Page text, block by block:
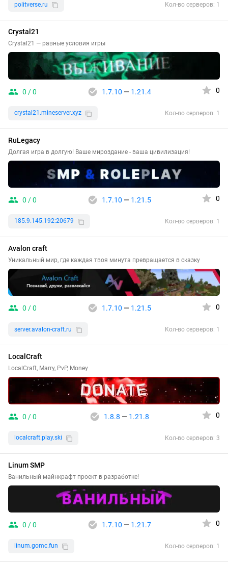
politverse.ru Кол-во серверов: 1
Crystal21
Crystal21 — равные условия игры
0 / 0 1.7.10 — 1.21.4 0
crystal21.mineserver.xyz Кол-во серверов: 1
RuLegacy
Долгая игра в долгую! Ваше мироздание - ваша цивилизация!
0 / 0 1.7.10 — 1.21.5 0
185.9.145.192:20679 Кол-во серверов: 1
Avalon craft
Уникальный мир, где каждая твоя минута превращается в сказку
0 / 0 1.7.10 — 1.21.5 0
server.avalon-craft.ru Кол-во серверов: 1
LocalCraft
LocalCraft, Marry, PvP, Money
0 / 0 1.8.8 — 1.21.8 0
localcraft.play.ski Кол-во серверов: 3
Linum SMP
Ванильный майнкрафт проект в разработке!
0 / 0 1.7.10 — 1.21.7 0
linum.gomc.fun Кол-во серверов: 1